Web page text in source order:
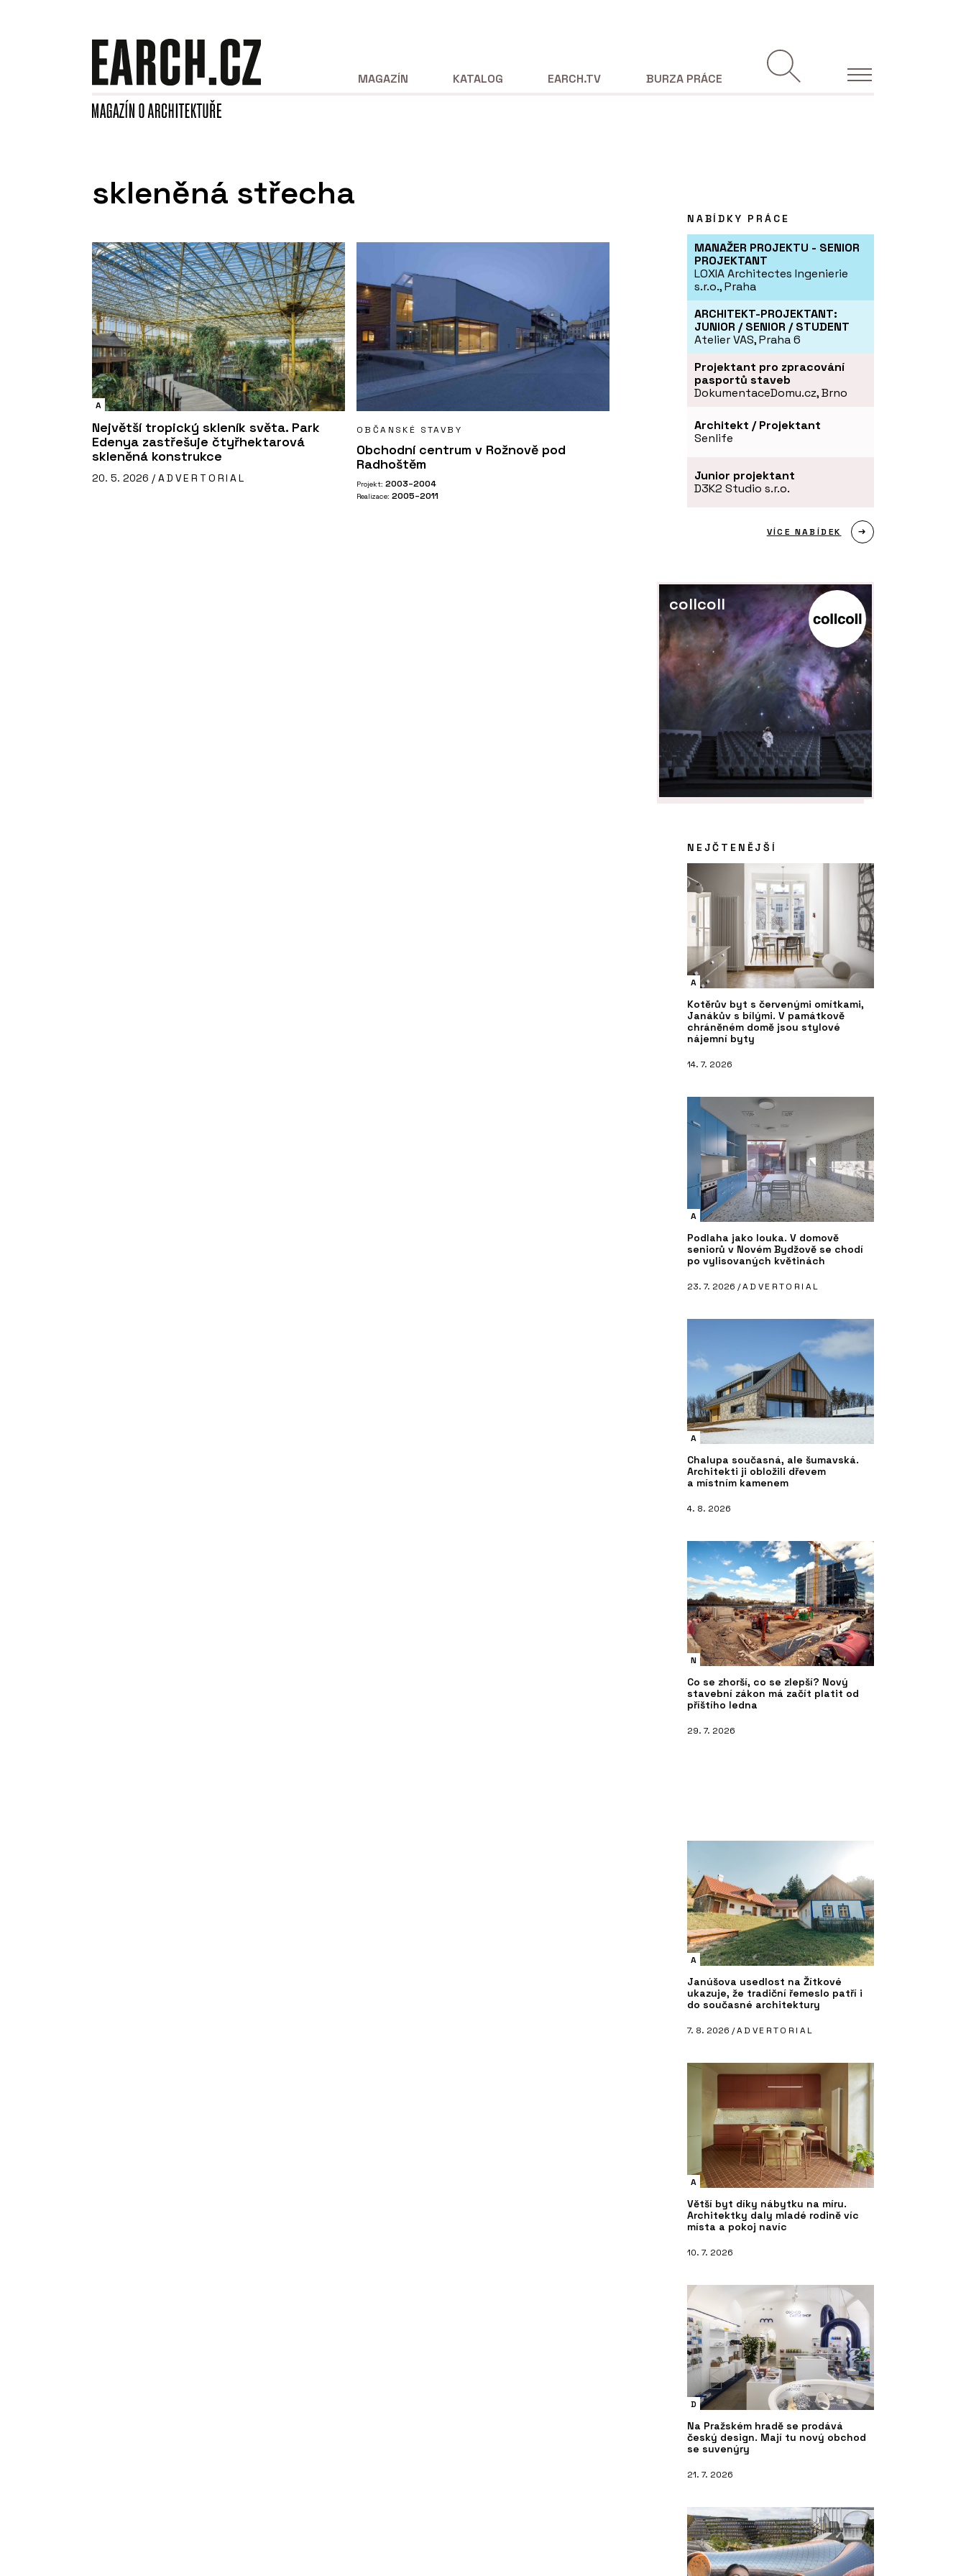
MAGAZÍN KATALOG EARCH.TV BURZA PRÁCE
skleněná střecha
A
Největší tropický skleník světa. Park
Edenya zastřešuje čtyřhektarová
skleněná konstrukce
20. 5. 2026 / ADVERTORIAL
OBČANSKÉ STAVBY
Obchodní centrum v Rožnově pod
Radhoštěm
Projekt: 2003–2004
Realizace: 2005–2011
NABÍDKY PRÁCE
MANAŽER PROJEKTU - SENIOR
PROJEKTANT
LOXIA Architectes Ingenierie
s.r.o., Praha
ARCHITEKT-PROJEKTANT:
JUNIOR / SENIOR / STUDENT
Atelier VAS, Praha 6
Projektant pro zpracování
pasportů staveb
DokumentaceDomu.cz, Brno
Architekt / Projektant
Senlife
Junior projektant
D3K2 Studio s.r.o.
VÍCE NABÍDEK
collcoll
NEJČTENĚJŠÍ
A
Kotěrův byt s červenými omítkami,
Janákův s bílými. V památkově
chráněném domě jsou stylové
nájemní byty
14. 7. 2026
A
Podlaha jako louka. V domově
seniorů v Novém Bydžově se chodí
po vylisovaných květinách
23. 7. 2026 /ADVERTORIAL
A
Chalupa současná, ale šumavská.
Architekti ji obložili dřevem
a místním kamenem
4. 8. 2026
N
Co se zhorší, co se zlepší? Nový
stavební zákon má začít platit od
příštího ledna
29. 7. 2026
A
Janúšova usedlost na Žítkové
ukazuje, že tradiční řemeslo patří i
do současné architektury
7. 8. 2026 /ADVERTORIAL
A
Větší byt díky nábytku na míru.
Architektky daly mladé rodině víc
místa a pokoj navíc
10. 7. 2026
D
Na Pražském hradě se prodává
český design. Mají tu nový obchod
se suvenýry
21. 7. 2026